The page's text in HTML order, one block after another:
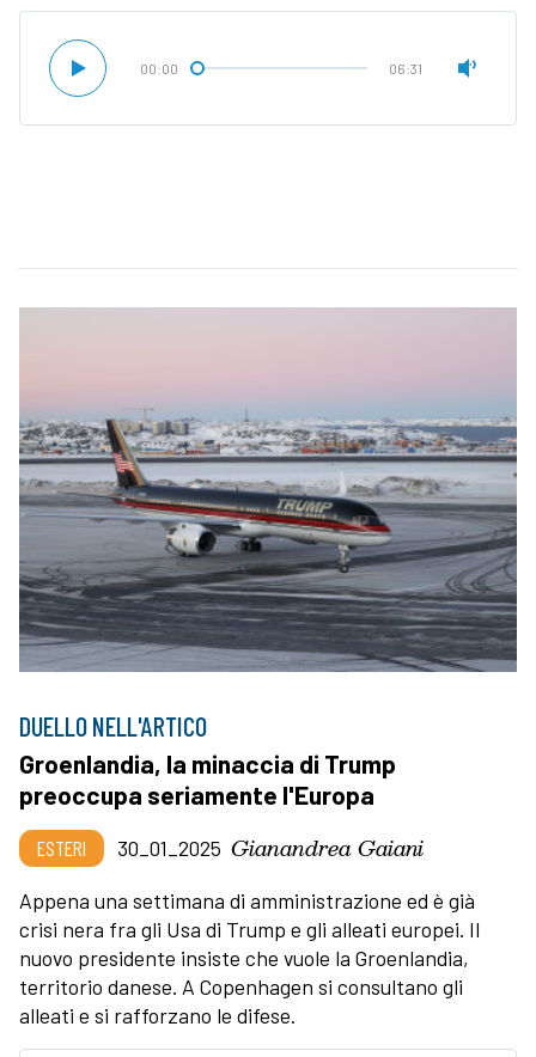
00:00 06:31
DUELLO NELL'ARTICO
Groenlandia, la minaccia di Trump
preoccupa seriamente l'Europa
ESTERI 30_01_2025 Gianandrea Gaiani
Appena una settimana di amministrazione ed è già
crisi nera fra gli Usa di Trump e gli alleati europei. Il
nuovo presidente insiste che vuole la Groenlandia,
territorio danese. A Copenhagen si consultano gli
alleati e si rafforzano le difese.